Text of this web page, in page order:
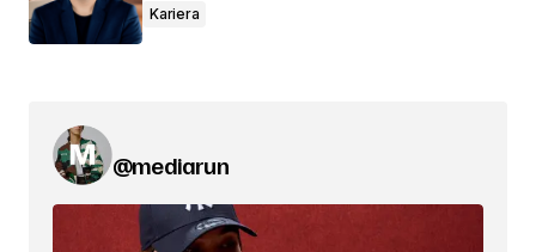
Kariera
@mediarun